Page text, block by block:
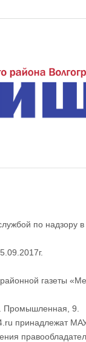
по надзору
газеты
Промышленная, 9.
принадлежат